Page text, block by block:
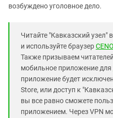
возбуждено уголовное дело.
Читайте "Кавказский узел" в
и используйте браузерCENO
Также призываем
мобильное приложение для
приложение будет
Store, или доступ к
вы все равно сможете
приложением. Через VPN